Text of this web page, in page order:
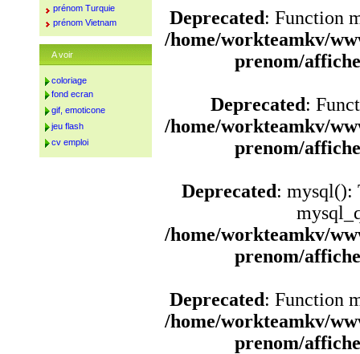
Deprecated: Function
/home/workteamkv/
prenom/
Deprecated:
/home/workteamkv/
prenom/
Deprecated: mysql():
/home/workteamkv/
prenom/
Deprecated: Function
/home/workteamkv/
prenom/
prénom Turquie
prénom Vietnam
A voir
coloriage
fond ecran
gif, emoticone
jeu flash
cv emploi